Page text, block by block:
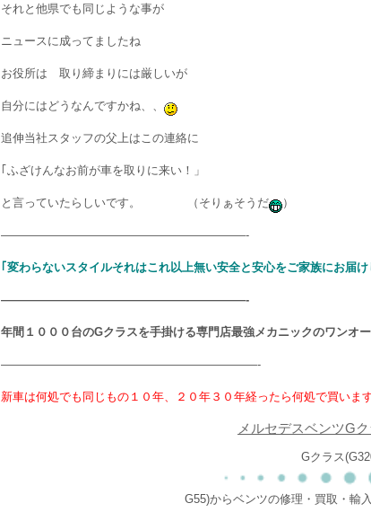
それと他県でも同じような事が
ニュースに成ってましたね
お役所は 取り締まりには厳しいが
自分にはどうなんですかね、、
追伸当社スタッフの父上はこの連絡に
｢ふざけんなお前が車を取りに来い！」
と言っていたらしいです。 （そりぁそうだ ）
—————————————————————-
｢変わらないスタイルそれはこれ以上無い安全と安心をご家族にお届け
—————————————————————-
年間１０００台のGクラスを手掛ける専門店最強メカニックのワンオ
——————————————————————-
新車は何処でも同じもの１０年、２０年３０年経ったら何処で買います
メルセデスベンツG
Gクラス
G55)からベンツの修理・買取・輸